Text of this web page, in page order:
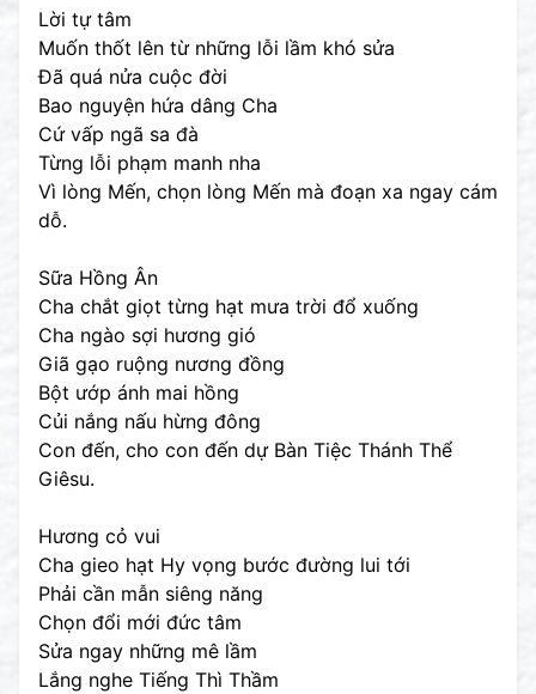
Lời tự tâm
Muốn thốt lên từ những lỗi lầm khó sửa
Đã quá nửa cuộc đời
Bao nguyện hứa dâng Cha
Cứ vấp ngã sa đà
Từng lỗi phạm manh nha
Vì lòng Mến, chọn lòng Mến mà đoạn xa ngay cám
dỗ.
Sữa Hồng Ân
Cha chắt giọt từng hạt mưa trời đổ xuống
Cha ngào sợi hương gió
Giã gạo ruộng nương đồng
Bột ướp ánh mai hồng
Củi nắng nấu hừng đông
Con đến, cho con đến dự Bàn Tiệc Thánh Thể
Giêsu.
Hương cỏ vui
Cha gieo hạt Hy vọng bước đường lui tới
Phải cần mẫn siêng năng
Chọn đổi mới đức tâm
Sửa ngay những mê lầm
Lắng nghe Tiếng Thì Thầm